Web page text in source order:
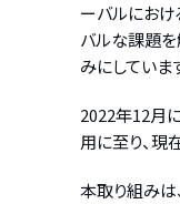
ーバルにお
バルな課題を
みにしていま
2022年12月
用に至り、現
本取り組みは